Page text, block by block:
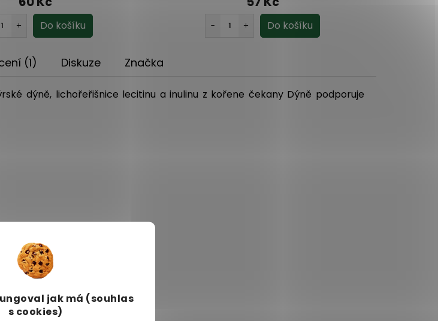
jak má (souhlas
s cookies)
(1) Diskuze Značka
dýně, lichořeřišnice lecitinu a inulinu z kořene čekany Dýně podporuje